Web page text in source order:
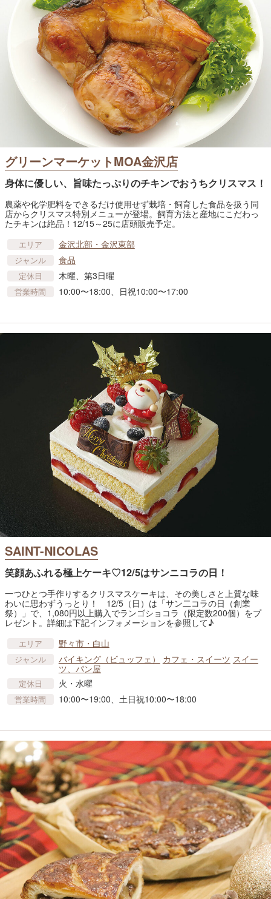
グリーンマーケットMOA金沢店
身体に優しい、旨味たっぷりのチキンでおうちクリスマス！
農薬や化学肥料をできるだけ使用せず栽培・飼育した食品を扱う同
店からクリスマス特別メニューが登場。飼育方法と産地にこだわっ
たチキンは絶品！12/15～25に店頭販売予定。
エリア 金沢北部・金沢東部
ジャンル 食品
定休日 木曜、第3日曜
営業時間 10:00〜18:00、日祝10:00〜17:00
SAINT-NICOLAS
笑顔あふれる極上ケーキ♡12/5はサンニコラの日！
一つひとつ手作りするクリスマスケーキは、その美しさと上質な味
わいに思わずうっとり！ 12/5（日）は「サン二コラの日（創業
祭）」で、1,080円以上購入でランゴショコラ（限定数200個）をプ
レゼント。詳細は下記インフォメーションを参照して♪
エリア 野々市・白山
ジャンル バイキング（ビュッフェ） カフェ・スイーツ スイー
ツ、パン屋
定休日 火・水曜
営業時間 10:00〜19:00、土日祝10:00〜18:00